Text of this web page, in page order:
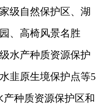
级自然保护区、湖
、高椅风景名胜
水产种质资源保护
韭原生境保护点等5
种质资源保护区和